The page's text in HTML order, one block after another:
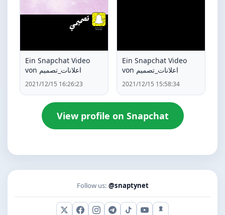
Ein Snapchat Video
von اعلانات_تصميم
2021/12/15 16:26:23
Ein Snapchat Video
von اعلانات_تصميم
2021/12/15 15:58:34
View profile on Snapchat
Follow us: @snaptynet